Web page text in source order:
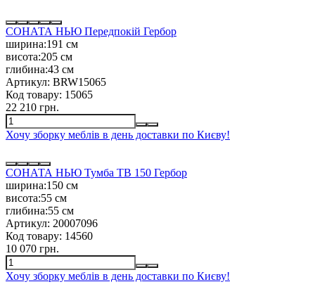
СОНАТА НЬЮ Передпокій Гербор
ширина:191 см
висота:205 см
глибина:43 см
Артикул: BRW15065
Код товару: 15065
22 210 грн.
Хочу зборку меблів в день доставки по Києву!
СОНАТА НЬЮ Тумба ТВ 150 Гербор
ширина:150 см
висота:55 см
глибина:55 см
Артикул: 20007096
Код товару: 14560
10 070 грн.
Хочу зборку меблів в день доставки по Києву!